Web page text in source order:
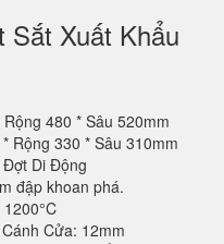
Sắt Xuất Khẩu
480 * Sâu 520mm
Rộng 330 * Sâu 310mm
Đợt Di Động
đập khoan phá.
Cửa: 12mm